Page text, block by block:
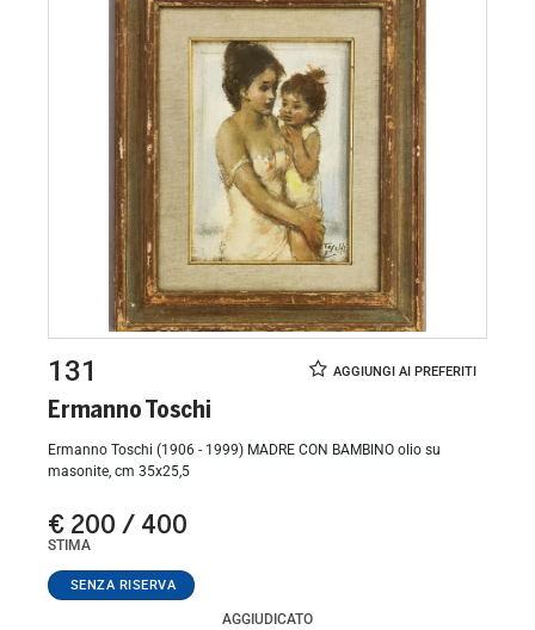
131
Ermanno Toschi
Ermanno Toschi (1906 - 1999) MADRE CON BAMBINO olio su
masonite, cm 35x25,5
€ 200 / 400
STIMA
AGGIUDICATO